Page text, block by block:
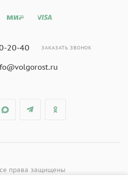
20-40 ЗАКАЗАТЬ ЗВОНОК
права защищены